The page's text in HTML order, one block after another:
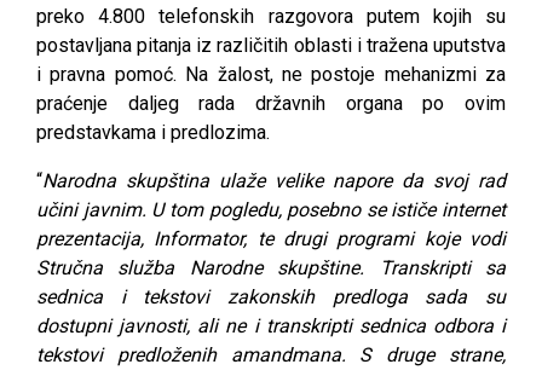
prеkо 4.800 tеlеfоnskih rаzgоvоrа putеm kојih su
pоstаvlјаnа pitаnjа iz rаzličitih оblаsti i trаžеnа uputstvа
i prаvnа pоmоć. Na žalost, ne postoje mehanizmi za
praćenje daljeg rada državnih organa po ovim
predstavkama i predlozima.
“Narodna skupština ulaže velike napore da svoj rad
učini javnim. U tom pogledu, posebno se ističe internet
prezentacija, Informator, te drugi programi koje vodi
Stručna služba Narodne skupštine. Transkripti sa
sednica i tekstovi zakonskih predloga sada su
dostupni javnosti, ali ne i transkripti sednica odbora i
tekstovi predloženih amandmana. S druge strane,